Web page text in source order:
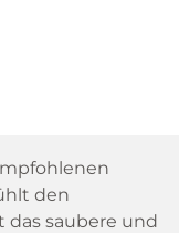
den
das saubere und